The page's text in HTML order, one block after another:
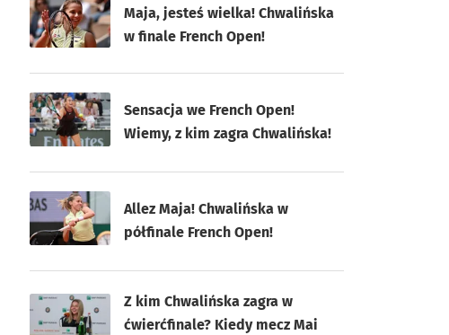
Maja, jesteś wielka! Chwalińska
w finale French Open!
Sensacja we French Open!
Wiemy, z kim zagra Chwalińska!
Allez Maja! Chwalińska w
półfinale French Open!
Z kim Chwalińska zagra w
ćwierćfinale? Kiedy mecz Mai